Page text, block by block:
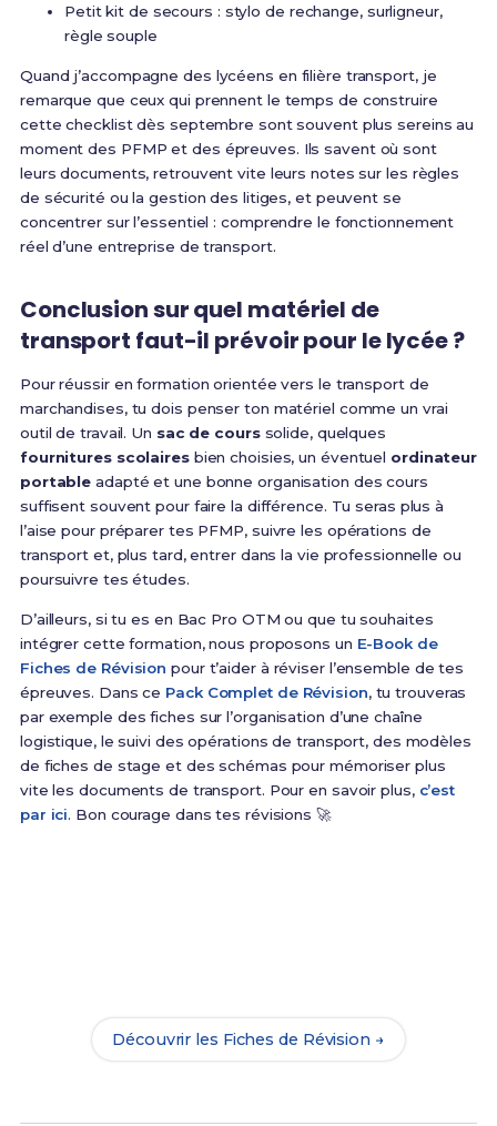
Petit kit de secours : stylo de rechange, surligneur,
règle souple
Quand j’accompagne des lycéens en filière transport, je
remarque que ceux qui prennent le temps de construire
cette checklist dès septembre sont souvent plus sereins au
moment des PFMP et des épreuves. Ils savent où sont
leurs documents, retrouvent vite leurs notes sur les règles
de sécurité ou la gestion des litiges, et peuvent se
concentrer sur l’essentiel : comprendre le fonctionnement
réel d’une entreprise de transport.
Conclusion sur quel matériel de
transport faut-il prévoir pour le lycée ?
Pour réussir en formation orientée vers le transport de
marchandises, tu dois penser ton matériel comme un vrai
outil de travail. Un sac de courssolide, quelques
fournitures scolairesbien choisies, un éventuel ordinateur
portable adapté et une bonne organisation des cours
suffisent souvent pour faire la différence. Tu seras plus à
l’aise pour préparer tes PFMP, suivre les opérations de
transport et, plus tard, entrer dans la vie professionnelle ou
poursuivre tes études.
D’ailleurs, si tu es en Bac Pro OTM ou que tu souhaites
intégrer cette formation, nous proposons un E-Book de
Fiches de Révision pour t’aider à réviser l’ensemble de tes
épreuves. Dans ce Pack Complet de Révision, tu trouveras
par exemple des fiches sur l’organisation d’une chaîne
logistique, le suivi des opérations de transport, des modèles
de fiches de stage et des schémas pour mémoriser plus
vite les documents de transport. Pour en savoir plus, c’est
par ici. Bon courage dans tes révisions 🚀
Découvrir les Fiches de Révision →